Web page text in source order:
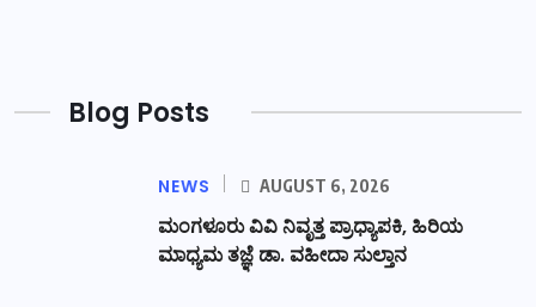
Blog Posts
NEWS AUGUST 6, 2026
ಮಂಗಳೂರು ವಿವಿ ನಿವೃತ್ತ ಪ್ರಾಧ್ಯಾಪಕಿ, ಹಿರಿಯ
ಮಾಧ್ಯಮ ತಜ್ಞೆ ಡಾ. ವಹೀದಾ ಸುಲ್ತಾನ